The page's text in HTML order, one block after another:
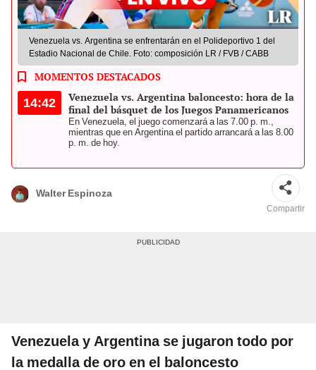
Venezuela vs. Argentina se enfrentarán en el Polideportivo 1 del
Estadio Nacional de Chile. Foto: composición LR / FVB / CABB
MOMENTOS DESTACADOS
14:42
Venezuela vs. Argentina baloncesto: hora de la
final del básquet de los Juegos Panamericanos
En Venezuela, el juego comenzará a las 7.00 p. m.,
mientras que en Argentina el partido arrancará a las 8.00
p. m. de hoy.
Walter Espinoza
Compartir
Venezuela y Argentina se jugaron todo por
la medalla de oro en el baloncesto